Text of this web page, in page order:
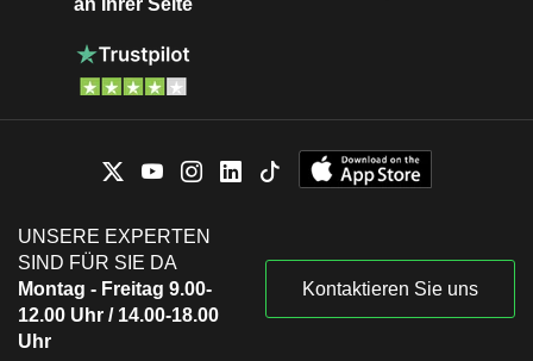
UNSERE EXPERTEN
SIND FÜR SIE DA
Montag - Freitag 9.00-
12.00 Uhr / 14.00-18.00
Uhr
Kontaktieren Sie uns